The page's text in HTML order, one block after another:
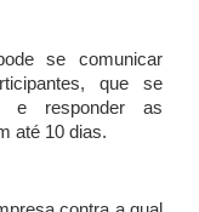
se comunicar
que se
e responder as
até 10 dias.